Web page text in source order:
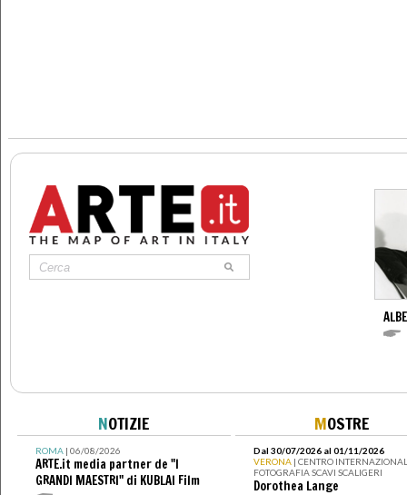
NOTIZIE
ROMA| 06/08/2026
ARTE.it media partner de "I
GRANDI MAESTRI" di KUBLAI Film
MOSTRE
Dal 30/07/2026 al 01/11/2026
VERONA | CENTRO
FOTOGRAFIA SCAVI SCALIGERI
Dorothea Lange